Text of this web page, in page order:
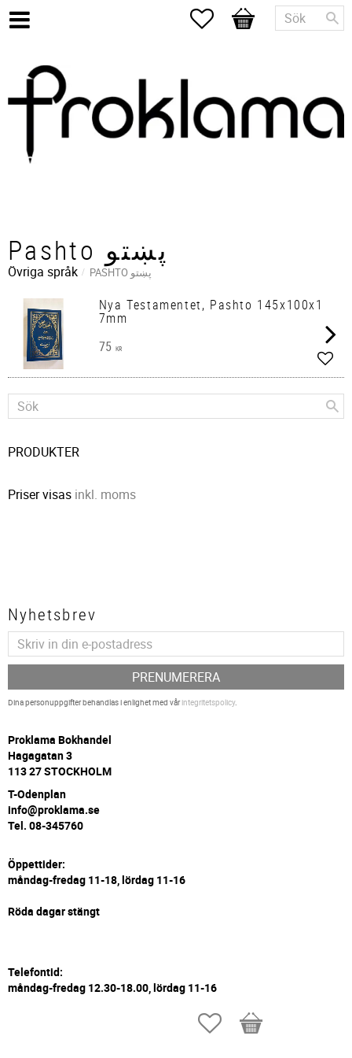
Favoriter
Kundvagn
Pashto پښتو
Övriga språk PASHTO پښتو
Nya Testamentet, Pashto 145x100x1
7mm
75 KR
Favoriter
Kundvagn
PRODUKTER
Priser visas inkl. moms
Nyhetsbrev
PRENUMERERA
Dina personuppgifter behandlas i enlighet med vårintegritetspolicy.
Proklama Bokhandel
Hagagatan 3
113 27 STOCKHOLM
T-Odenplan
info@proklama.se
Tel. 08-345760
Öppettider:
måndag-fredag 11-18, lördag 11-16
Röda dagar stängt
Telefontid:
måndag-fredag 12.30-18.00, lördag 11-16